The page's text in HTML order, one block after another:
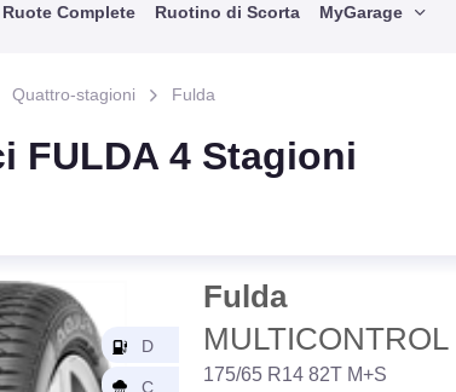
Ruote Complete Ruotino di Scorta MyGarage
Quattro-stagioni Fulda
FULDA 4 Stagioni
Fulda
MULTICONTROL
175/65 R14 82T M+S